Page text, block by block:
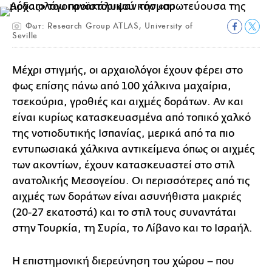
Φωτ: Research Group ATLAS, University of
Seville
Μέχρι στιγμής, οι αρχαιολόγοι έχουν φέρει στο
φως επίσης πάνω από 100 χάλκινα μαχαίρια,
τσεκούρια, γροθιές και αιχμές δοράτων. Αν και
είναι κυρίως κατασκευασμένα από τοπικό χαλκό
της νοτιοδυτικής Ισπανίας, μερικά από τα πιο
εντυπωσιακά χάλκινα αντικείμενα όπως οι αιχμές
των ακοντίων, έχουν κατασκευαστεί στο στιλ
ανατολικής Μεσογείου. Οι περισσότερες από τις
αιχμές των δοράτων είναι ασυνήθιστα μακριές
(20-27 εκατοστά) και το στιλ τους συναντάται
στην Τουρκία, τη Συρία, το Λίβανο και το Ισραήλ.
Η επιστημονική διερεύνηση του χώρου – που